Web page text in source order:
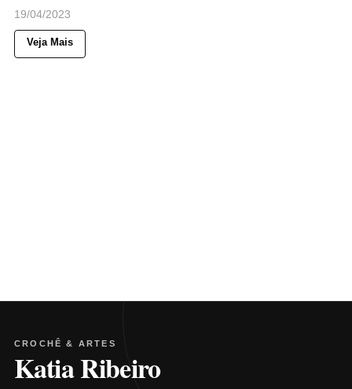
19/04/2023
Veja Mais
CROCHÊ & ARTES
Katia Ribeiro